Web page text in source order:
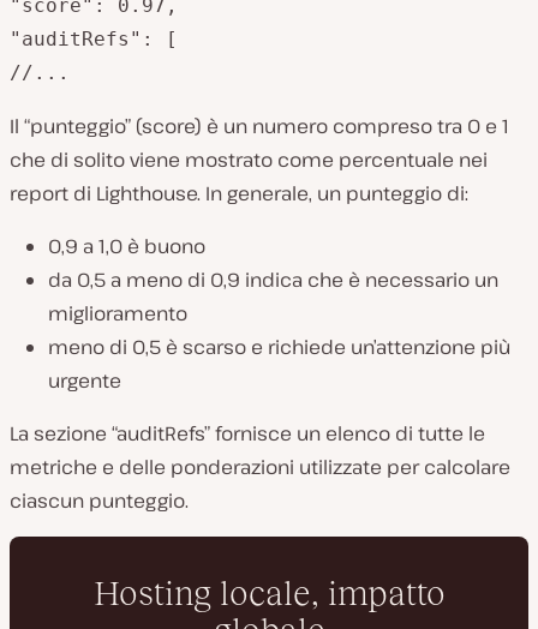
"score": 0.97,
"auditRefs": [
//...
Il “punteggio” (score) è un numero compreso tra 0 e 1
che di solito viene mostrato come percentuale nei
report di Lighthouse. In generale, un punteggio di:
0,9 a 1,0 è buono
da 0,5 a meno di 0,9 indica che è necessario un
miglioramento
meno di 0,5 è scarso e richiede un’attenzione più
urgente
La sezione “auditRefs” fornisce un elenco di tutte le
metriche e delle ponderazioni utilizzate per calcolare
ciascun punteggio.